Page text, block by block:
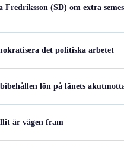
(SD) om extra
det politiska arbetet
lön på länets
är vägen fram